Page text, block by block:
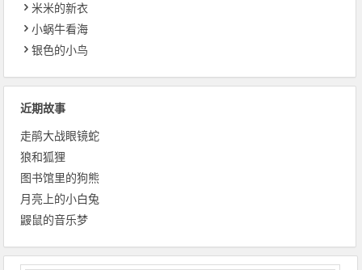
米米的新衣
小蜗牛看海
银色的小鸟
近期故事
走鹃大战眼镜蛇
狼和狐狸
图书馆里的狗熊
月亮上的小白兔
鼹鼠的音乐梦